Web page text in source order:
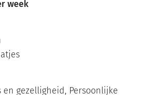
week
en gezelligheid, Persoonlijke